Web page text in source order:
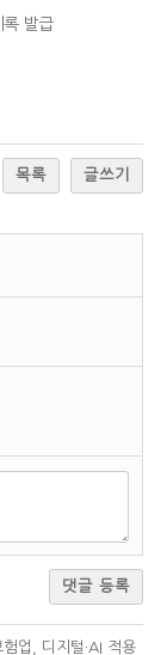
발급
목록 글쓰기
댓글 등록
업, 디지털·AI 적용